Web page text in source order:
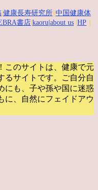
健康長寿研究所 中国健康体
書店 kaoru |about us HP
このサイトは、健康で元
サイトです。
ご自分自
にも、子や孫や国に迷惑
に、自然にフェイドアウ